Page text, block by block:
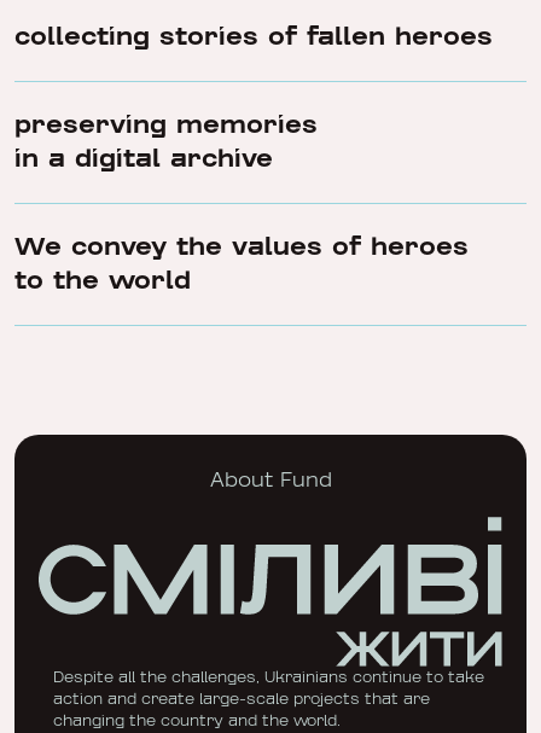
collecting stories of fallen heroes
preserving memories
in a digital archive
We convey the values of heroes
to the world
About Fund
Despite all the challenges, Ukrainians continue to take
action and create large-scale projects that are
changing the country and the world.